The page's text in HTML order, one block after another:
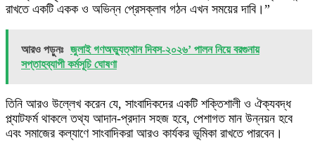
রাখতে একটি একক ও অভিন্ন প্রেসক্লাব গঠন এখন সময়ের দাবি।”
আরও পড়ুনঃ জুলাই গণঅভ্যুত্থান দিবস-২০২৬’ পালন নিয়ে বরগুনায়
সপ্তাহব্যাপী কর্মসূচি ঘোষণা
​তিনি আরও উল্লেখ করেন যে, সাংবাদিকদের একটি শক্তিশালী ও ঐক্যবদ্ধ
প্ল্যাটফর্ম থাকলে তথ্য আদান-প্রদান সহজ হবে, পেশাগত মান উন্নয়ন হবে
এবং সমাজের কল্যাণে সাংবাদিকরা আরও কার্যকর ভূমিকা রাখতে পারবেন।